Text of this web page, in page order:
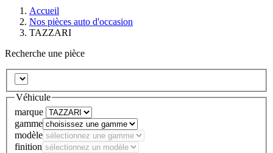
Accueil
Nos pièces auto d'occasion
TAZZARI
Recherche une pièce
Véhicule
marque
gamme
modèle
finition